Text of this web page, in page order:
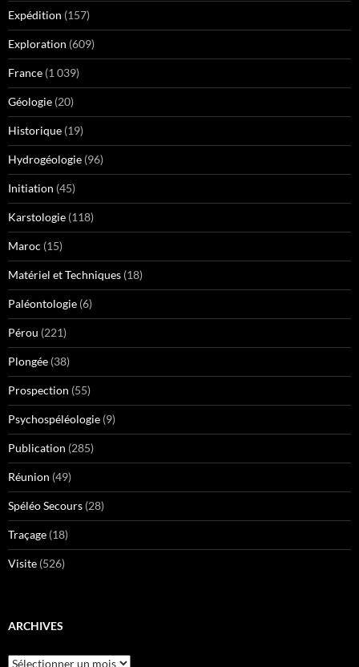
Expédition (157)
Exploration (609)
France (1 039)
Géologie (20)
Historique (19)
Hydrogéologie (96)
Initiation (45)
Karstologie (118)
Maroc (15)
Matériel et Techniques (18)
Paléontologie (6)
Pérou (221)
Plongée (38)
Prospection (55)
Psychospéléologie (9)
Publication (285)
Réunion (49)
Spéléo Secours (28)
Traçage (18)
Visite (526)
ARCHIVES
Archives